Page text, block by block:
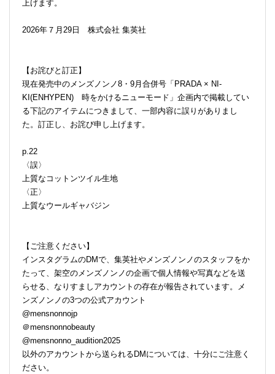
上げます。
2026年７月29日 株式会社 集英社
【お詫びと訂正】
現在発売中のメンズノンノ8・9月合併号「PRADA × NI-
KI(ENHYPEN) 時をかけるニューモード」企画内で掲載してい
る下記のアイテムにつきまして、一部内容に誤りがありまし
た。訂正し、お詫び申し上げます。
p.22
〈誤〉
上質なコットンツイル生地
〈正〉
上質なウールギャバジン
【ご注意ください】
インスタグラムのDMで、集英社やメンズノンノのスタッフをか
たって、架空のメンズノンノの企画で個人情報や写真などを送
らせる、なりすましアカウントの存在が報告されています。メ
ンズノンノの3つの公式アカウント
@mensnonnojp
＠mensnonnobeauty
@mensnonno_audition2025
以外のアカウントから送られるDMについては、十分にご注意く
ださい。